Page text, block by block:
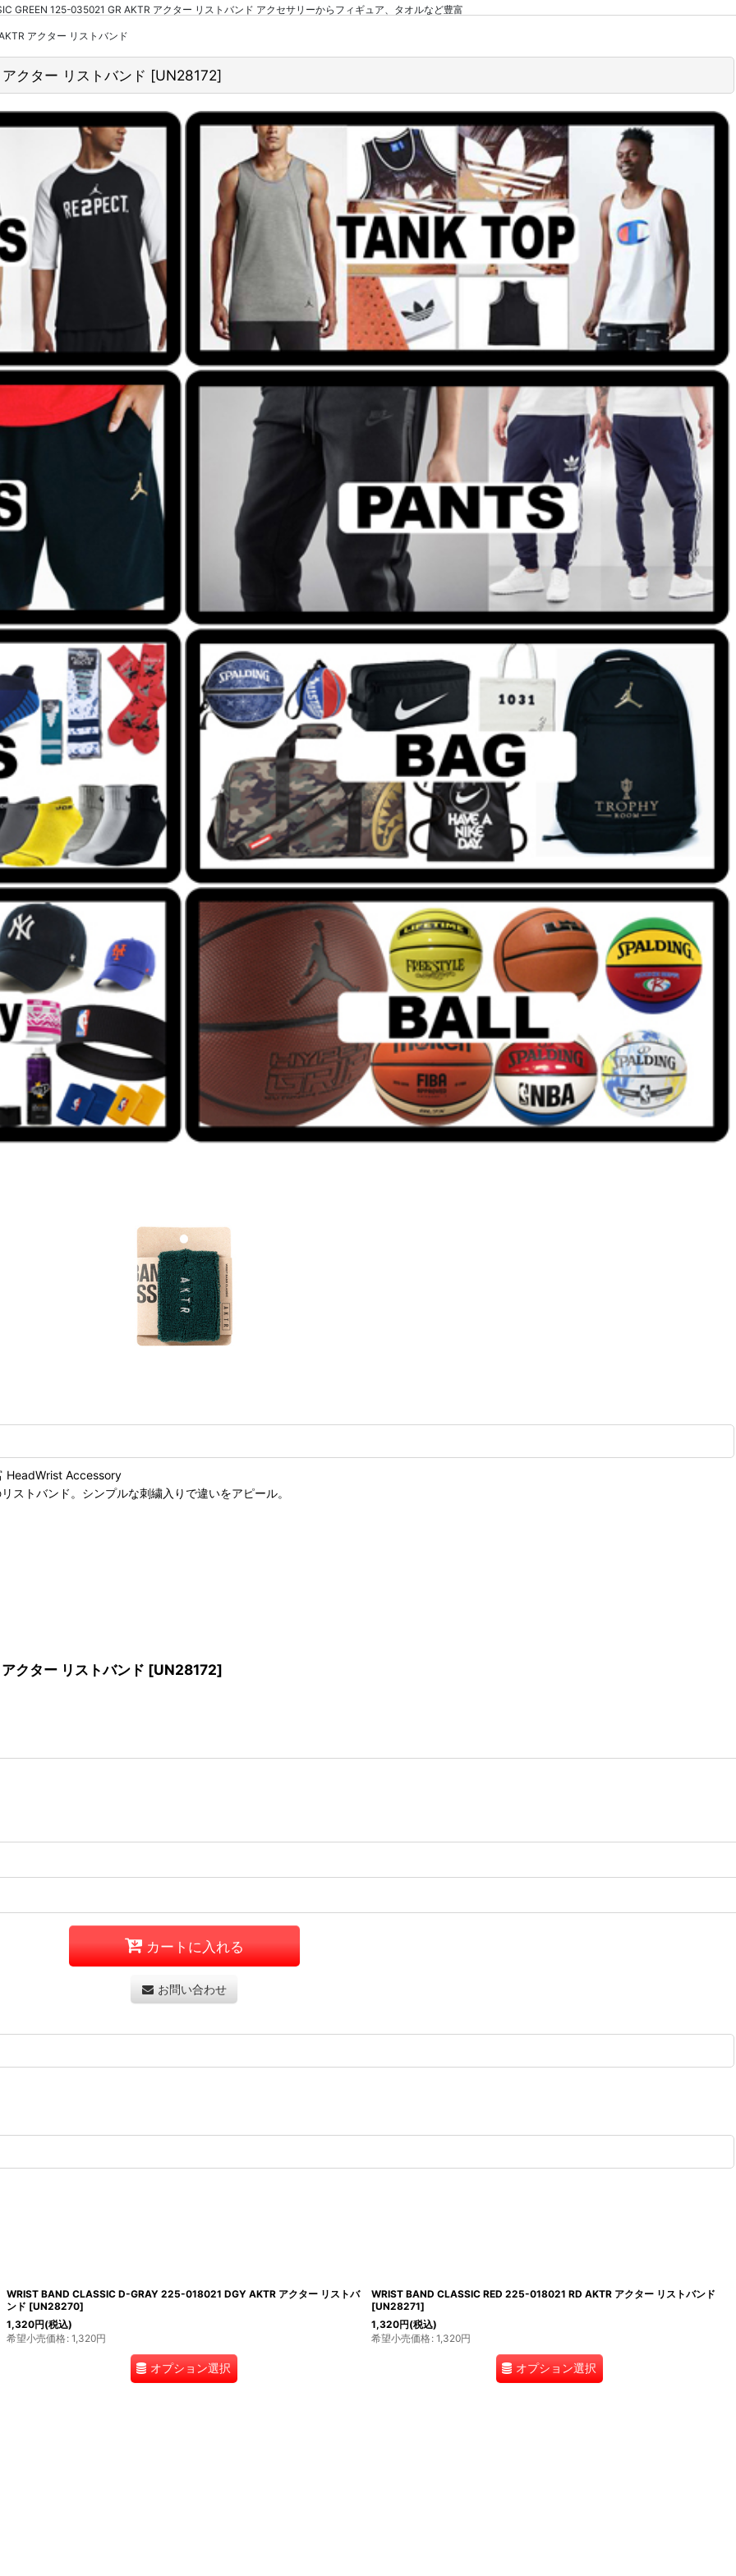
GREEN 125-035021 GR AKTR アクター リストバンド アクセサリーからフィギュア、タオルなど豊富
アクター リストバンド
クター リストバンド [UN28172]
HeadWrist Accessory
ストバンド。シンプルな刺繍入りで違いをアピール。
クター リストバンド [UN28172]
カートに入れる
お問い合わせ
WRIST BAND CLASSIC D-GRAY 225-018021 DGY AKTR アクター リストバ
ンド [UN28270]
1,320円(税込)
希望小売価格: 1,320円
オプション選択
WRIST BAND CLASSIC RED 225-018021 RD AKTR アクター リストバンド
[UN28271]
1,320円(税込)
希望小売価格: 1,320円
オプション選択